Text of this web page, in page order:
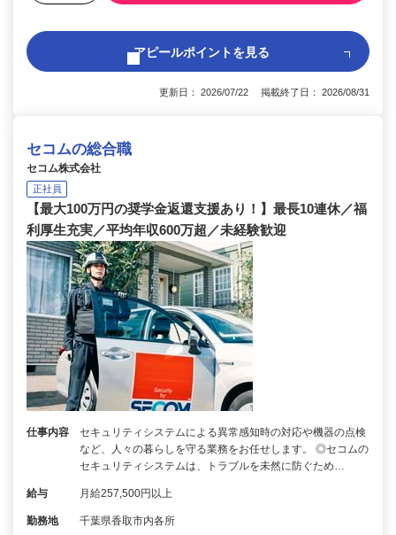
アピールポイントを見る
更新日： 2026/07/22 掲載終了日： 2026/08/31
セコムの総合職
セコム株式会社
正社員
【最大100万円の奨学金返還支援あり！】最長10連休／福
利厚生充実／平均年収600万超／未経験歓迎
仕事内容
セキュリティシステムによる異常感知時の対応や機器の点検
など、人々の暮らしを守る業務をお任せします。 ◎セコムの
セキュリティシステムは、トラブルを未然に防ぐため…
給与 月給257,500円以上
勤務地 千葉県香取市内各所